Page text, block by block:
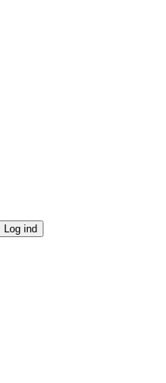
Log ind